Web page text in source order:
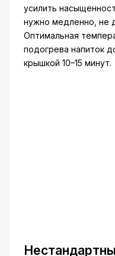
усилить
нужно медленно, не
Оптимальная
подогрева напиток
крышкой 10–15 минут.